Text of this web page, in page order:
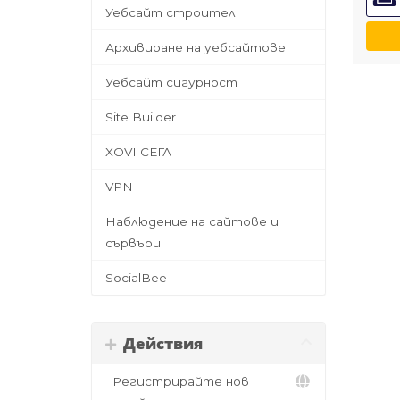
Уебсайт строител
Архивиране на уебсайтове
Уебсайт сигурност
Site Builder
XOVI СЕГА
VPN
Наблюдение на сайтове и
сървъри
SocialBee
Действия
Регистрирайте нов